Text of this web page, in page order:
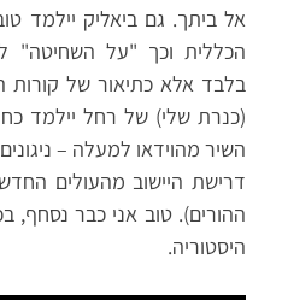
אל ביתך. גם ביאליק יילמד
הכללית וכך "על השחיטה"
בלבד אלא כתיאור של קורות
(כנרת שלי) של רחל יילמד
השיר מהוידאו למעלה –
דרישת היישוב מהעולים
ההורים). טוב אני כבר נסחף,
היסטוריה.